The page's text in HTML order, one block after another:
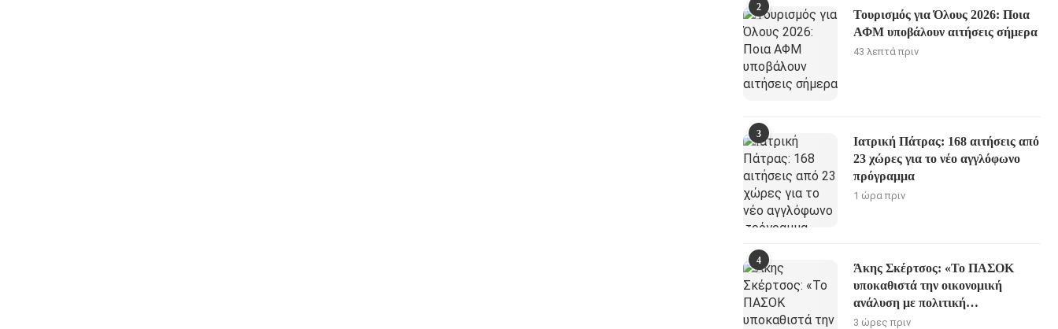
2
Τουρισμός για Όλους 2026: Ποια
ΑΦΜ υποβάλουν αιτήσεις σήμερα
43 λεπτά πριν
3
Ιατρική Πάτρας: 168 αιτήσεις από
23 χώρες για το νέο αγγλόφωνο
πρόγραμμα
1 ώρα πριν
4
Άκης Σκέρτσος: «Το ΠΑΣΟΚ
υποκαθιστά την οικονομική
ανάλυση με πολιτική
προπαγάνδα»
3 ώρες πριν